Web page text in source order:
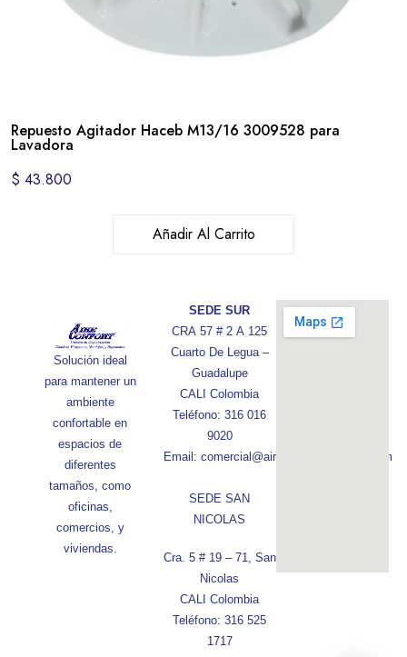
Repuesto Agitador Haceb M13/16 3009528 para
Lavadora
$ 43.800
Añadir Al Carrito
Solución ideal
para mantener un
ambiente
confortable en
espacios de
diferentes
tamaños, como
oficinas,
comercios, y
viviendas.
SEDE SUR
CRA 57 # 2 A 125
Cuarto De Legua –
Guadalupe
CALI Colombia
Teléfono: 316 016
9020
Email: comercial@aireconfortcolombia.com
SEDE SAN
NICOLAS
Cra. 5 # 19 – 71, San
Nicolas
CALI Colombia
Teléfono: 316 525
1717